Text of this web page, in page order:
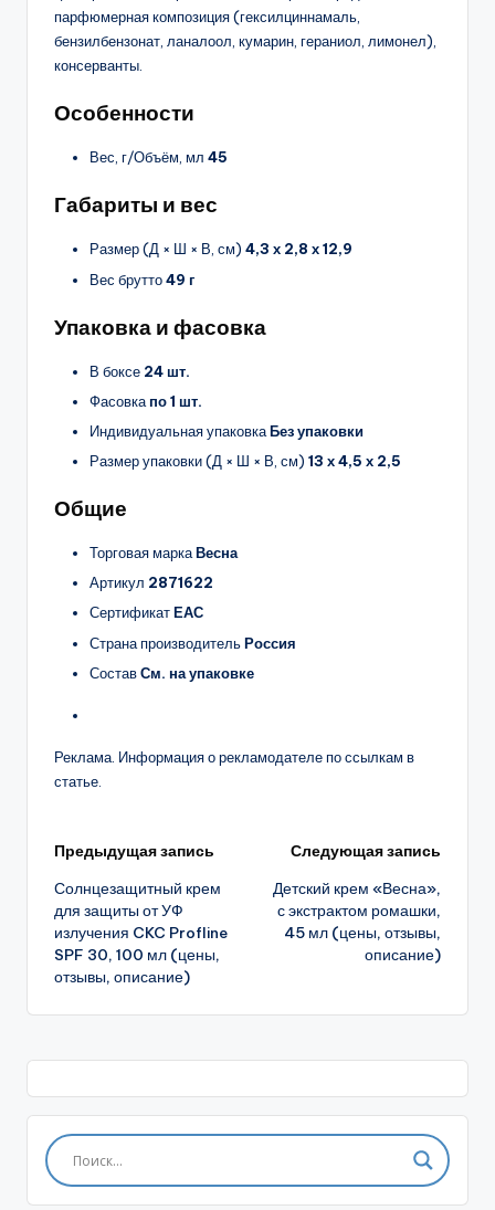
парфюмерная композиция (гексилциннамаль,
бензилбензонат, ланалоол, кумарин, гераниол, лимонел),
консерванты.
Особенности
Вес, г/Объём, мл 45
Габариты и вес
Размер (Д × Ш × В, см) 4,3 х 2,8 х 12,9
Вес брутто49 г
Упаковка и фасовка
В боксе 24 шт.
Фасовкапо 1 шт.
Индивидуальная упаковкаБез упаковки
Размер упаковки (Д × Ш × В, см) 13 х 4,5 х 2,5
Общие
Торговая маркаВесна
Артикул 2871622
СертификатЕАС
Страна производительРоссия
СоставСм. на упаковке
Реклама. Информация о рекламодателе по ссылкам в
статье.
Навигация
записи
Предыдущая запись
Солнцезащитный крем
для защиты от УФ
излучения CKC Profline
SPF 30, 100 мл (цены,
отзывы, описание)
Следующая запись
Детский крем «Весна»,
с экстрактом ромашки,
45 мл (цены, отзывы,
описание)